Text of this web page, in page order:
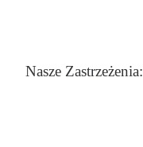
Nasze Zastrzeżenia: